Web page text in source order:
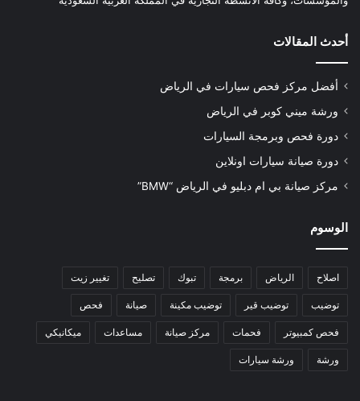
أحدث المقالات
أفضل مركز فحص سيارات في الرياض
ورشة ميني كوبر في الرياض
دورة فحص وبرمجة السيارات
دورة صيانة سيارات اونلاين
مركز صيانة بي ام دبليو في الرياض “BMW”
الوسوم
اصلاح الرياض برمجة تبوك تصليح تغيير زيت
توضيب توضيب قير توضيب مكينة صيانة فحص
فحص كمبيوتر فحمات مركز صيانة مساعدات ميكانيكي
ورشة ورشة سيارات